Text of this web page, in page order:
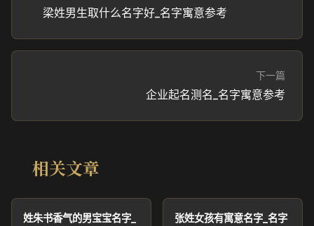
梁姓男生取什么名字好_名字寓意参考
下一篇
企业起名测名_名字寓意参考
相关文章
姓朱书香气的男宝宝名字_
张姓女孩有寓意名字_名字